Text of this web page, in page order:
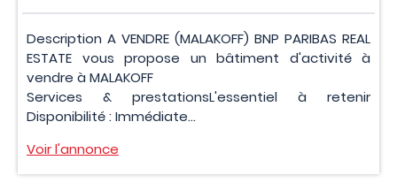
Description A VENDRE (MALAKOFF) BNP PARIBAS REAL
ESTATE vous propose un bâtiment d'activité à
vendre à MALAKOFF
Services & prestationsL'essentiel à retenir
Disponibilité : Immédiate...
Voir l'annonce